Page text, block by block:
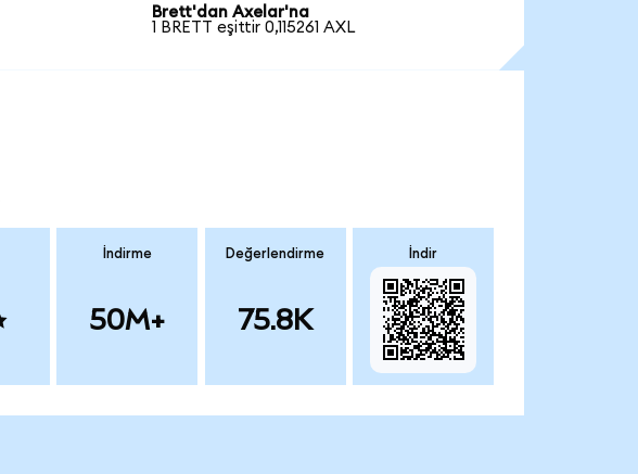
Brett'dan Axelar'na
1 BRETT eşittir 0,115261 AXL
İndirme
50M+
Değerlendirme
75.8K
İndir